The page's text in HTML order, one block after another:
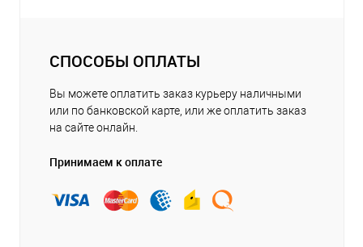
СПОСОБЫ ОПЛАТЫ
Вы можете оплатить заказ курьеру наличными
или по банковской карте, или же оплатить заказ
на сайте онлайн.
Принимаем к оплате